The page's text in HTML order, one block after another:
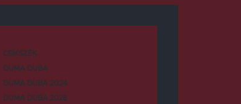
CSÍKSZÉK
DUMA DUBA
DUMA DUBA 2024
DUMA DUBA 2026